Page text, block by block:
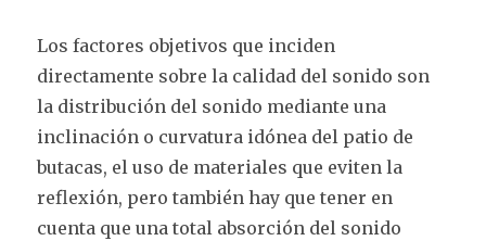
Los factores objetivos que inciden
directamente sobre la calidad del sonido son
la distribución del sonido mediante una
inclinación o curvatura idónea del patio de
butacas, el uso de materiales que eviten la
reflexión, pero también hay que tener en
cuenta que una total absorción del sonido